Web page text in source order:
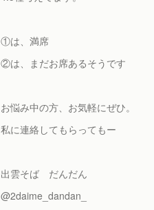
①は、満席
②は、まだお席あるそうです
お悩み中の方、お気軽にぜひ。
私に連絡してもらってもー
出雲そば だんだん
@2daime_dandan_